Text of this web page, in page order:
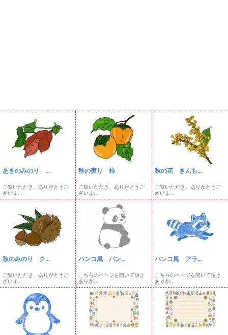
あきのみのり ...
ご覧いただき、ありがとうご
ざいま...
秋の実り 柿
ご覧いただき、ありがとうご
ざいま...
秋の花 きんも...
ご覧いただき、ありがとうご
ざいま...
秋のみのり ク...
ご覧いただき、ありがとうご
ざいま...
ハンコ風 パン...
こちらのページを開いて頂き
ありが...
ハンコ風 アラ...
こちらのページを開いて頂き
ありが...